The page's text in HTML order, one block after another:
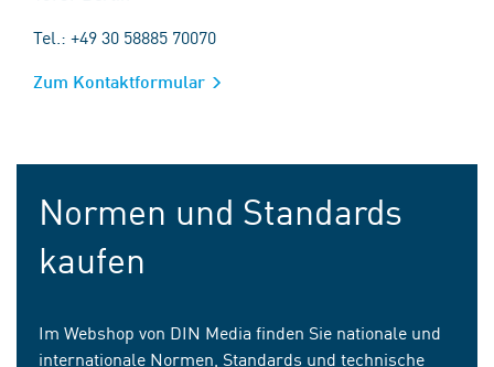
Tel.: +49 30 58885 70070
Zum Kontaktformular
Normen und Standards
kaufen
Im Webshop von DIN Media finden Sie nationale und
internationale Normen, Standards und technische